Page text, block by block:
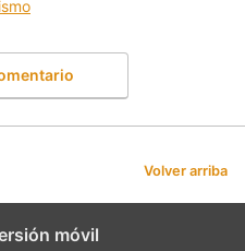
Volver arriba
móvil